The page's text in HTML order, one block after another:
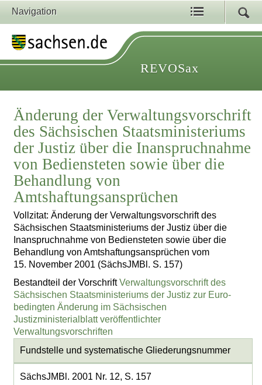
Navigation
REVOSax
Änderung der Verwaltungsvorschrift
des Sächsischen Staatsministeriums
der Justiz über die Inanspruchnahme
von Bediensteten sowie über die
Behandlung von
Amtshaftungsansprüchen
Vollzitat: Änderung der Verwaltungsvorschrift des
Sächsischen Staatsministeriums der Justiz über die
Inanspruchnahme von Bediensteten sowie über die
Behandlung von Amtshaftungsansprüchen vom
15. November 2001 (SächsJMBl. S. 157)
Bestandteil der VorschriftVerwaltungsvorschrift des
Sächsischen Staatsministeriums der Justiz zur Euro-
bedingten Änderung im Sächsischen
Justizministerialblatt veröffentlichter
Verwaltungsvorschriften
Fundstelle und systematische Gliederungsnummer
SächsJMBl. 2001 Nr. 12, S. 157